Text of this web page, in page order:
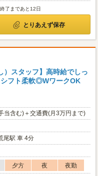
了まであと12日
とりあえず保存
）スタッフ】高時給でしっ
フト柔軟◎WワークOK
当含む)＋交通費(月3万円まで)
尾駅 車 4分
夕方 夜
夜勤